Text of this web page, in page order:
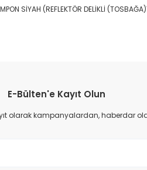
SİYAH (REFLEKTÖR DELİKLİ
bulunuyor.
E-Bülten'e Kayıt Olun
olarak kampanyalardan, haberdar